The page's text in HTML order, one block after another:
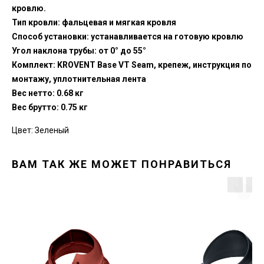
кровлю.
Тип кровли: фальцевая и мягкая кровля
Способ установки: устанавливается на готовую кровлю
Угол наклона трубы: от 0° до 55°
Комплект: KROVENT Base VT Seam, крепеж, инструкция по
монтажу, уплотнительная лента
Вес нетто: 0.68 кг
Вес брутто: 0.75 кг
Цвет: Зеленый
ВАМ ТАК ЖЕ МОЖЕТ ПОНРАВИТЬСЯ